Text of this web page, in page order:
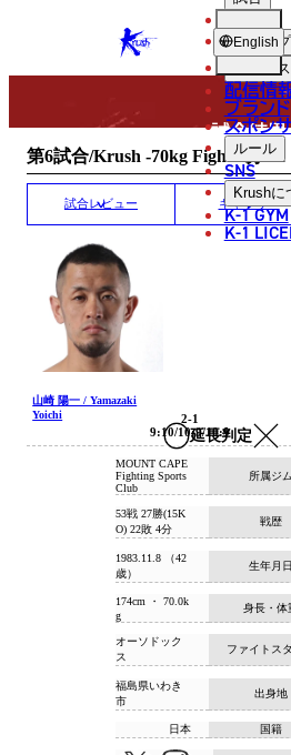
KRUSH English
ショップ
ニュース
配信情
ブランド
スポン
ルール
SNS
Krushに
K-1 GYM
K-1
MATCH
試合結果
第6試合/Krush -70kg Fight/3分3R
試合レビュー ギャラリー
山崎 陽一 / Yamazaki
Yoichi
延長判定
2-1
9:10/10:9/10:9
所属ジム
MOUNT CAPE
Fighting Sports
Club
戦歴
53戦 27勝(15K
O) 22敗 4分
生年月日
1983.11.8 （42
歳）
身長・体
174cm ・ 70.0k
g
ファイトス
オーソドック
ス
出身地
福島県いわき
市
国籍
日本